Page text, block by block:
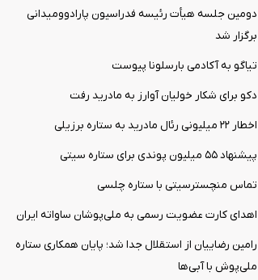
دومین جلسه هیأت رئیسه فدراسیون پارادوومیدانی
برگزار شد
تیاگو به آکادمی بارسلونا پیوست
دکو برای شکار خولیان آوارز به مادرید رفت
اخطار ۲۲ میلیونی رئال مادرید به ستاره برزیلی
پیشنهاد ۵۵ میلیون پوندی برای ستاره سیتی
تماس منچسترسیتی با ستاره چلسی
اهدای کارت عضویت رسمی به ملی‌پوشان ساواته ایران
رامین رضاییان از استقلال جدا شد؛ پایان همکاری ستاره
ملی‌پوش با آبی‌ها